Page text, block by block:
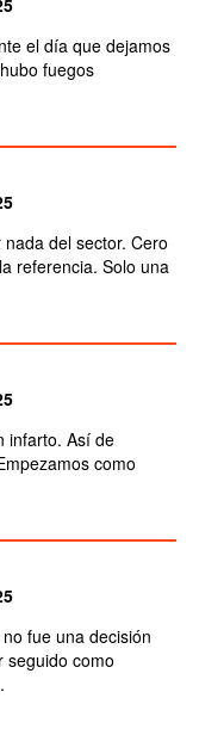
el día que dejamos
fuegos
del sector. Cero
referencia. Solo una
infarto. Así de
como
fue una decisión
seguido como